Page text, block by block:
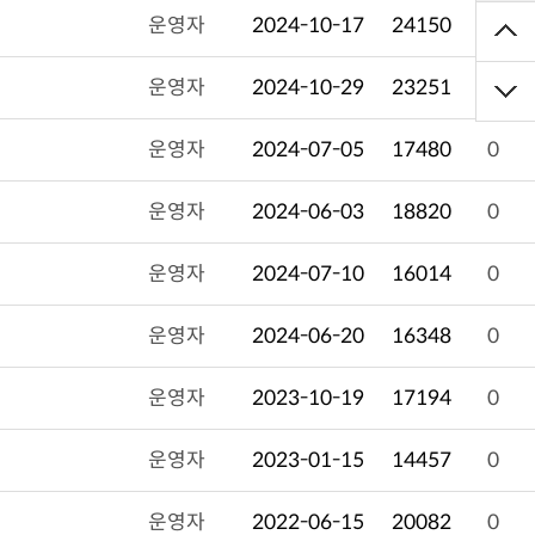
운영자 2024-10-17 24150 0
운영자 2024-10-29 23251 0
운영자 2024-07-05 17480 0
운영자 2024-06-03 18820 0
운영자 2024-07-10 16014 0
운영자 2024-06-20 16348 0
운영자 2023-10-19 17194 0
운영자 2023-01-15 14457 0
운영자 2022-06-15 20082 0